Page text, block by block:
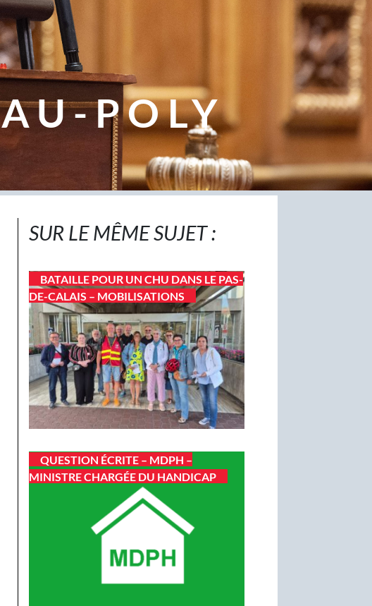
POLY
SUR LE MÊME SUJET :
BATAILLE POUR UN CHU DANS LE PAS-
DE-CALAIS – MOBILISATIONS
QUESTION ÉCRITE – MDPH –
MINISTRE CHARGÉE DU HANDICAP